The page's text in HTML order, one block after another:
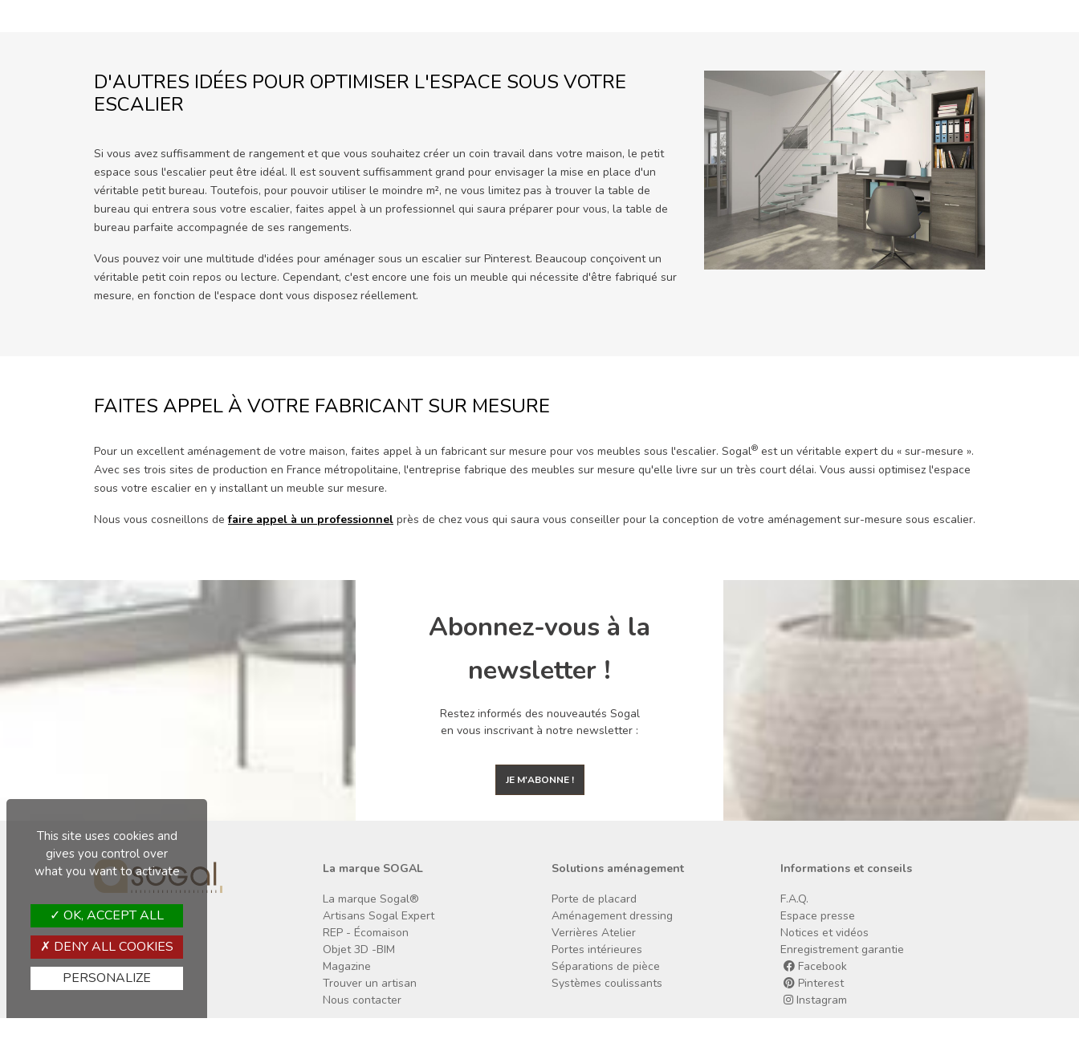
D'AUTRES IDÉES POUR OPTIMISER L'ESPACE SOUS VOTRE
ESCALIER
Si vous avez suffisamment de rangement et que vous souhaitez créer un coin travail dans votre maison, le petit
espace sous l'escalier peut être idéal. Il est souvent suffisamment grand pour envisager la mise en place d'un
véritable petit bureau. Toutefois, pour pouvoir utiliser le moindre m², ne vous limitez pas à trouver la table de
bureau qui entrera sous votre escalier, faites appel à un professionnel qui saura préparer pour vous, la table de
bureau parfaite accompagnée de ses rangements.
Vous pouvez voir une multitude d'idées pour aménager sous un escalier sur Pinterest. Beaucoup conçoivent un
véritable petit coin repos ou lecture. Cependant, c'est encore une fois un meuble qui nécessite d'être fabriqué sur
mesure, en fonction de l'espace dont vous disposez réellement.
FAITES APPEL À VOTRE FABRICANT SUR MESURE
Pour un excellent aménagement de votre maison, faites appel à un fabricant sur mesure pour vos meubles sous l'escalier. Sogal® est un véritable expert du « sur-mesure ».
Avec ses trois sites de production en France métropolitaine, l'entreprise fabrique des meubles sur mesure qu'elle livre sur un très court délai. Vous aussi optimisez l'espace
sous votre escalier en y installant un meuble sur mesure.
Nous vous cosneillons defaire appel à un professionnel près de chez vous qui saura vous conseiller pour la conception de votre aménagement sur-mesure sous escalier.
Abonnez-vous à la
newsletter !
Restez informés des nouveautés Sogal
en vous inscrivant à notre newsletter :
JE M'ABONNE !
La marque SOGAL
La marque Sogal®
Artisans Sogal Expert
REP - Écomaison
Objet 3D -BIM
Magazine
Trouver un artisan
Nous contacter
Solutions aménagement
Porte de placard
Aménagement dressing
Verrières Atelier
Portes intérieures
Séparations de pièce
Systèmes coulissants
Informations et conseils
F.A.Q.
Espace presse
Notices et vidéos
Enregistrement garantie
Facebook
Pinterest
Instagram
This site uses cookies and
gives you control over
what you want to activate
OK, ACCEPT ALL
DENY ALL COOKIES
PERSONALIZE